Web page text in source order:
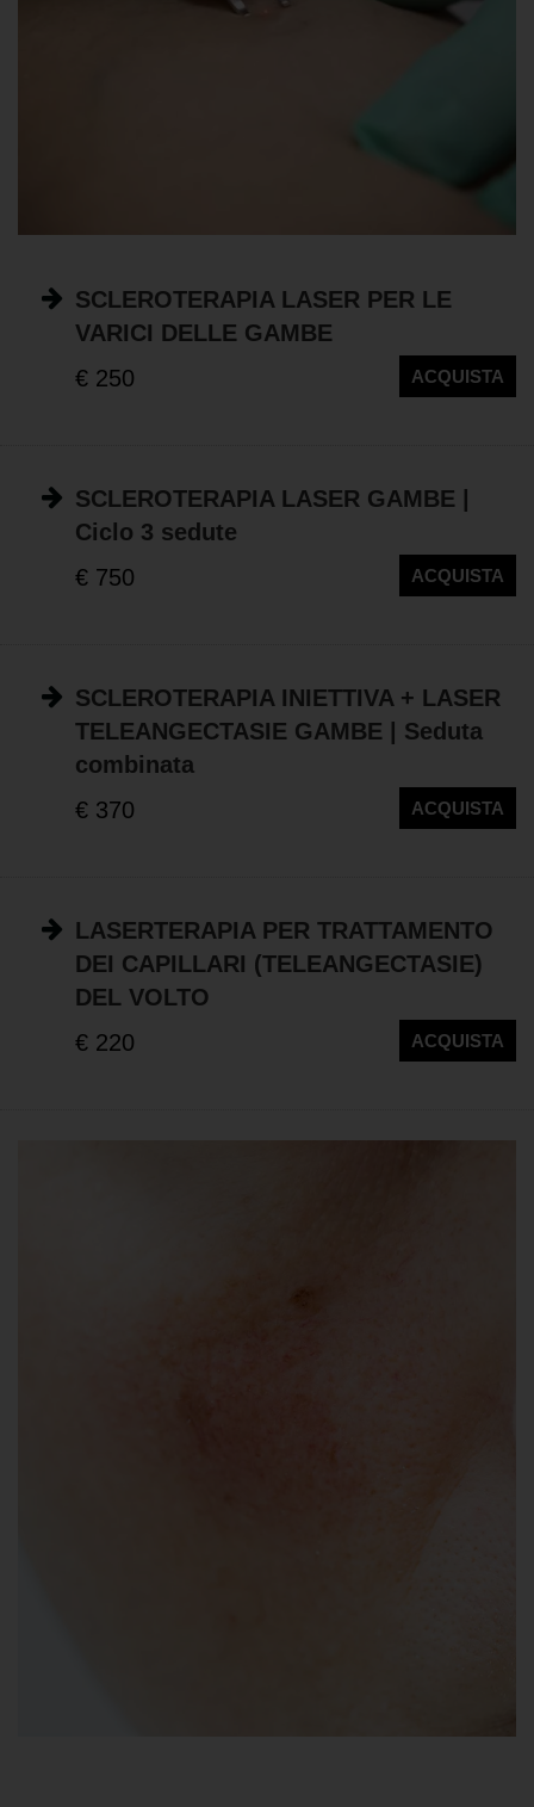
SCLEROTERAPIA LASER PER LE
VARICI DELLE GAMBE
€ 250
ACQUISTA
SCLEROTERAPIA LASER GAMBE |
Ciclo 3 sedute
€ 750
ACQUISTA
SCLEROTERAPIA INIETTIVA + LASER
TELEANGECTASIE GAMBE | Seduta
combinata
€ 370
ACQUISTA
LASERTERAPIA PER TRATTAMENTO
DEI CAPILLARI (TELEANGECTASIE)
DEL VOLTO
€ 220
ACQUISTA